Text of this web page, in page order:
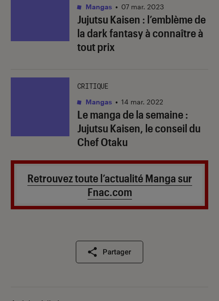
Jujutsu Kaisen : l’emblème de
la dark fantasy à connaître à
tout prix
Mangas • 07 mar. 2023
Le manga de la semaine :
Jujutsu Kaisen, le conseil du
Chef Otaku
CRITIQUE
Mangas • 14 mar. 2022
Retrouvez toute l’actualité Manga sur
Fnac.com
Partager